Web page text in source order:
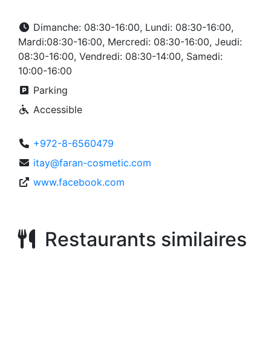
Dimanche: 08:30-16:00, Lundi: 08:30-16:00,
Mardi:08:30-16:00, Mercredi: 08:30-16:00, Jeudi:
08:30-16:00, Vendredi: 08:30-14:00, Samedi:
10:00-16:00
Parking
Accessible
+972-8-6560479
itay@faran-cosmetic.com
www.facebook.com
Restaurants similaires